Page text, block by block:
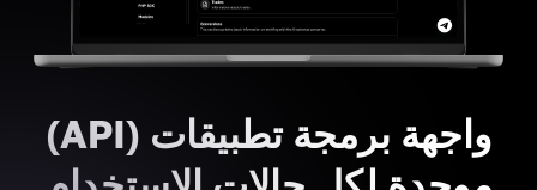
واجهة برمجة تطبيقات (API)